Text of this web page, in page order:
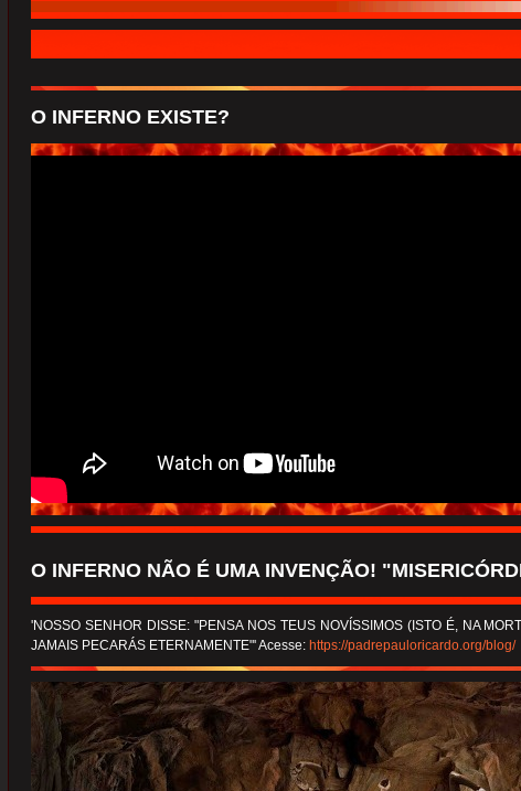
O INFERNO EXISTE?
O INFERNO NÃO É UMA INVENÇÃO!
'NOSSO SENHOR DISSE: "PENSA NOS TEUS NOVÍSSIMOS (ISTO É, NA
JAMAIS PECARÁS ETERNAMENTE"' Acesse: https://padrepauloricardo.org/blog/